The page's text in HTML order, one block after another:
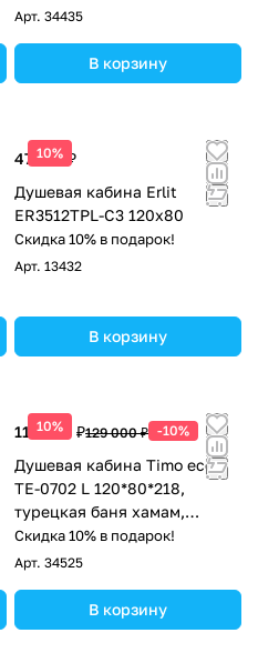
Арт. 34435
В корзину
10%
47 279 ₽
Душевая кабина Erlit
ER3512TPL-C3 120x80
Скидка 10% в подарок!
Арт. 13432
В корзину
10%
116 100 ₽129 000 ₽ -10%
Душевая кабина Timo eco
ТЕ-0702 L 120*80*218,
турецкая баня хамам,
стульчик прозрачный
Скидка 10% в подарок!
Арт. 34525
В корзину